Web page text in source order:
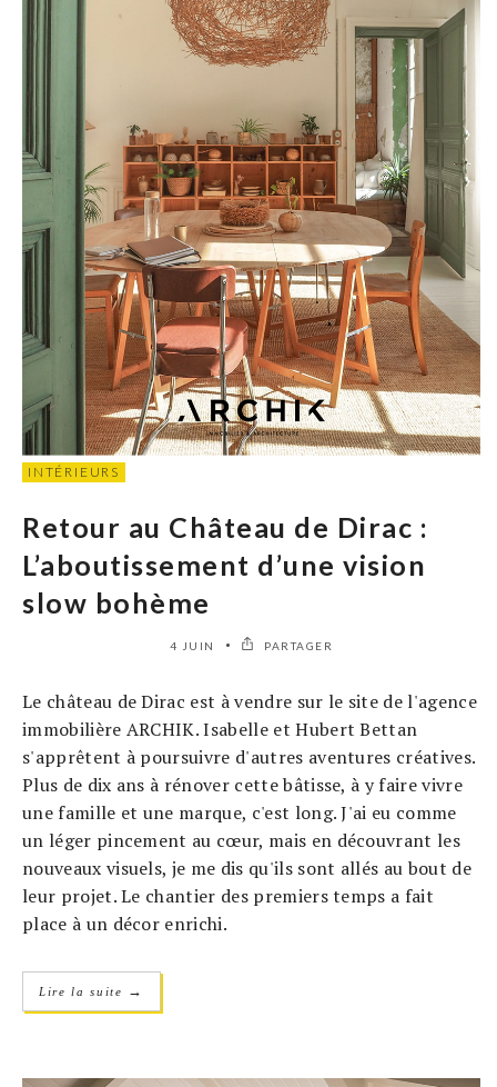
INTÉRIEURS
Retour au Château de Dirac :
L’aboutissement d’une vision
slow bohème
4 JUIN PARTAGER
Le château de Dirac est à vendre sur le site de l'agence
immobilière ARCHIK. Isabelle et Hubert Bettan
s'apprêtent à poursuivre d'autres aventures créatives.
Plus de dix ans à rénover cette bâtisse, à y faire vivre
une famille et une marque, c'est long. J'ai eu comme
un léger pincement au cœur, mais en découvrant les
nouveaux visuels, je me dis qu'ils sont allés au bout de
leur projet. Le chantier des premiers temps a fait
place à un décor enrichi.
Lire la suite →